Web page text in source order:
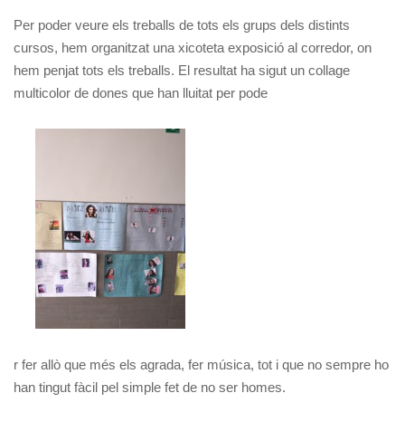
Per poder veure els treballs de tots els grups dels distints
cursos, hem organitzat una xicoteta exposició al corredor, on
hem penjat tots els treballs. El resultat ha sigut un collage
multicolor de dones que han lluitat per pode
r fer allò que més els agrada, fer música, tot i que no sempre ho
han tingut fàcil pel simple fet de no ser homes.